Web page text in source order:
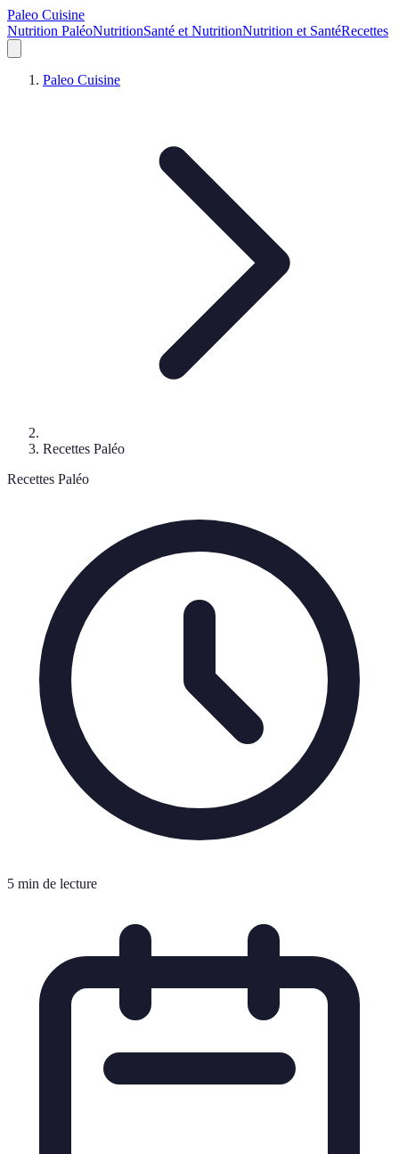
Paleo Cuisine
Nutrition PaléoNutritionSanté et NutritionNutrition et SantéRecettes
Paleo Cuisine
Recettes Paléo
Recettes Paléo
5 min de lecture